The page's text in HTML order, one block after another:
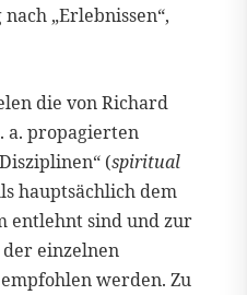
„Erlebnissen“,
die von Richard
a. propagierten
(spiritual
hauptsächlich dem
entlehnt sind und zur
einzelnen
empfohlen werden. Zu